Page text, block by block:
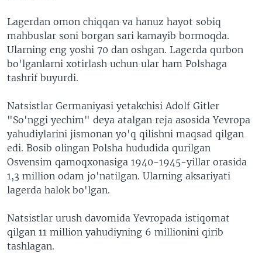
Lagerdan omon chiqqan va hanuz hayot sobiq
mahbuslar soni borgan sari kamayib bormoqda.
Ularning eng yoshi 70 dan oshgan. Lagerda qurbon
bo'lganlarni xotirlash uchun ular ham Polshaga
tashrif buyurdi.
Natsistlar Germaniyasi yetakchisi Adolf Gitler
"So'nggi yechim" deya atalgan reja asosida Yevropa
yahudiylarini jismonan yo'q qilishni maqsad qilgan
edi. Bosib olingan Polsha hududida qurilgan
Osvensim qamoqxonasiga 1940-1945-yillar orasida
1,3 million odam jo'natilgan. Ularning aksariyati
lagerda halok bo'lgan.
Natsistlar urush davomida Yevropada istiqomat
qilgan 11 million yahudiyning 6 millionini qirib
tashlagan.